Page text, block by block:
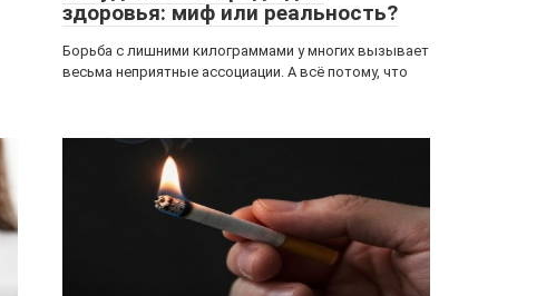
здоровья: миф или реальность?
Борьба с лишними килограммами у многих вызывает
весьма неприятные ассоциации. А всё потому, что